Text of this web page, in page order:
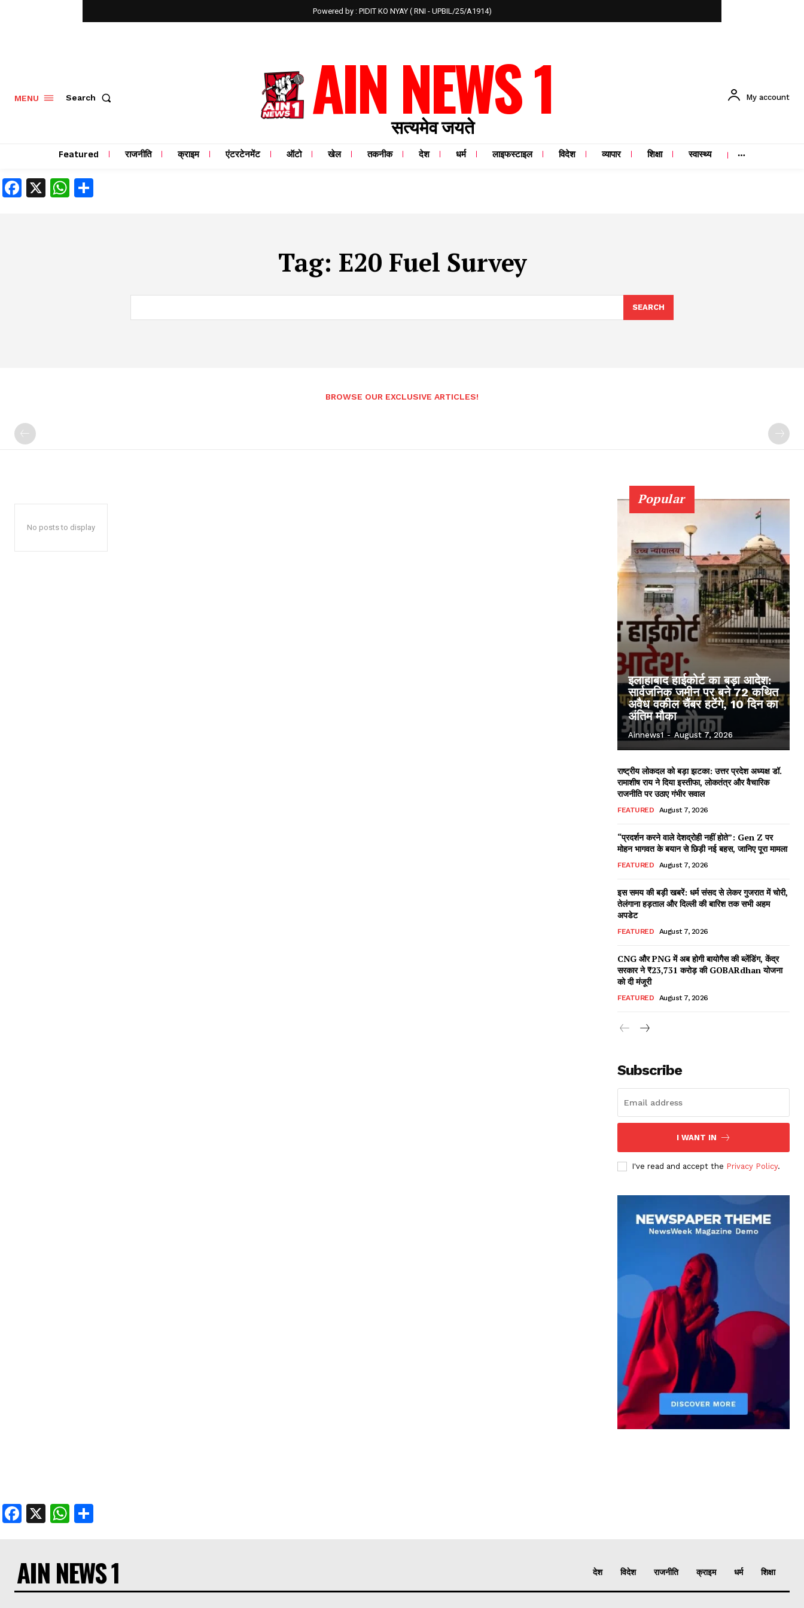
Powered by : PIDIT KO NYAY ( RNI - UPBIL/25/A1914)
MENU Search AIN NEWS 1
सत्यमेव जयते
My account
Featured राजनीति क्राइम एंटरटेनमेंट ऑटो खेल तकनीक देश धर्म लाइफस्टाइल विदेश व्यापार शिक्षा स्वास्थ्य
Facebook
X WhatsApp
Tag: E20 Fuel Survey
SEARCH
BROWSE OUR EXCLUSIVE ARTICLES!
No posts to display
Popular
इलाहाबाद हाईकोर्ट का बड़ा आदेश:
सार्वजनिक जमीन पर बने 72 कथित
अवैध वकील चैंबर हटेंगे, 10 दिन का
अंतिम मौका
Ainnews1 - August 7, 2026
राष्ट्रीय लोकदल को बड़ा झटका: उत्तर प्रदेश अध्यक्ष डॉ.
रामाशीष राय ने दिया इस्तीफा, लोकतंत्र और वैचारिक
राजनीति पर उठाए गंभीर सवाल
FEATURED August 7, 2026
“प्रदर्शन करने वाले देशद्रोही नहीं होते”: Gen Z पर
मोहन भागवत के बयान से छिड़ी नई बहस, जानिए पूरा मामला
FEATURED August 7, 2026
इस समय की बड़ी खबरें: धर्म संसद से लेकर गुजरात में चोरी,
तेलंगाना हड़ताल और दिल्ली की बारिश तक सभी अहम
अपडेट
FEATURED August 7, 2026
CNG और PNG में अब होगी बायोगैस की ब्लेंडिंग, केंद्र
सरकार ने ₹23,731 करोड़ की GOBARdhan योजना
को दी मंजूरी
FEATURED August 7, 2026
Subscribe
I WANT IN
I've read and accept the Privacy Policy.
Facebook
X WhatsApp
AIN NEWS 1 देश विदेश राजनीति क्राइम धर्म शिक्षा